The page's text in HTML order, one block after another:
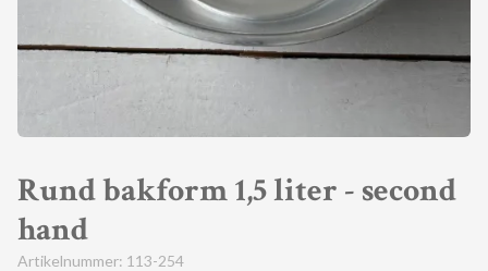
Rund bakform 1,5 liter - second
hand
Artikelnummer: 113-254